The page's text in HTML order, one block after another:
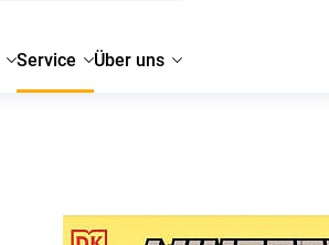
Service Über uns